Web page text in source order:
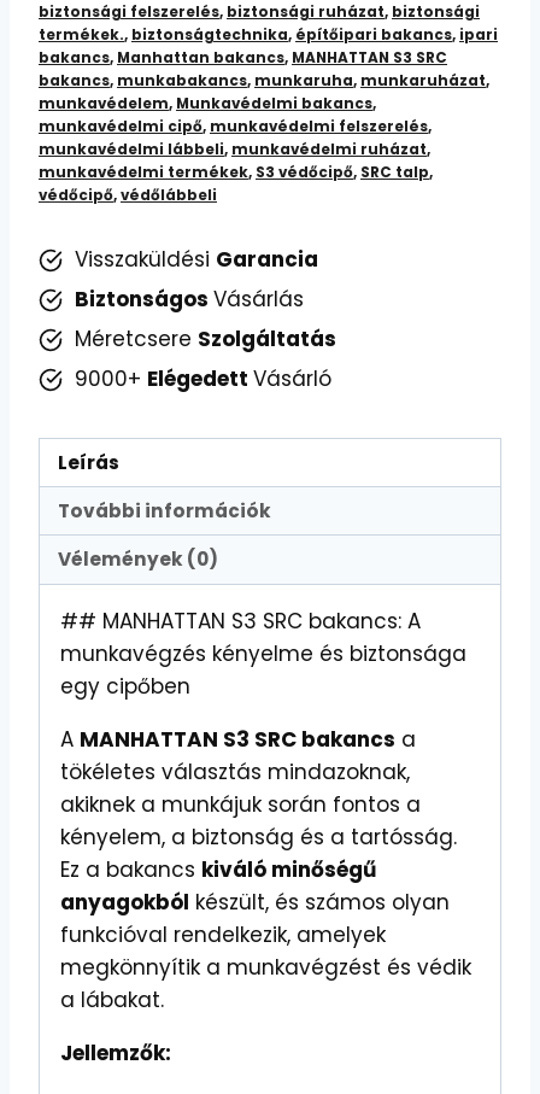
Biztonságos
Munkavédelmi
Cipő
mennyiség
biztonsági felszerelés, biztonsági ruházat, biztonsági
termékek., biztonságtechnika, építőipari bakancs, ipari
bakancs, Manhattan bakancs, MANHATTAN S3 SRC
bakancs, munkabakancs, munkaruha, munkaruházat,
munkavédelem, Munkavédelmi bakancs,
munkavédelmi cipő, munkavédelmi felszerelés,
munkavédelmi lábbeli, munkavédelmi ruházat,
munkavédelmi termékek, S3 védőcipő, SRC talp,
védőcipő,védőlábbeli
Visszaküldési Garancia
Biztonságos Vásárlás
Méretcsere Szolgáltatás
9000+ Elégedett Vásárló
Leírás
További információk
Vélemények (0)
## MANHATTAN S3 SRC bakancs: A
munkavégzés kényelme és biztonsága
egy cipőben
A MANHATTAN S3 SRC bakancs a
tökéletes választás mindazoknak,
akiknek a munkájuk során fontos a
kényelem, a biztonság és a tartósság.
Ez a bakancs kiváló minőségű
anyagokból készült, és számos olyan
funkcióval rendelkezik, amelyek
megkönnyítik a munkavégzést és védik
a lábakat.
Jellemzők: